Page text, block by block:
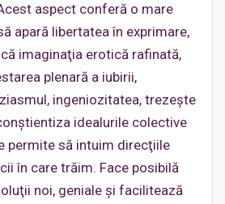
aspect conferă o mare
apară libertatea în exprimare,
imaginaţia erotică rafinată,
plenară a iubirii,
ingeniozitatea, trezeşte
idealurile colective
permite să intuim direcţiile
în care trăim. Face posibilă
noi, geniale şi facilitează